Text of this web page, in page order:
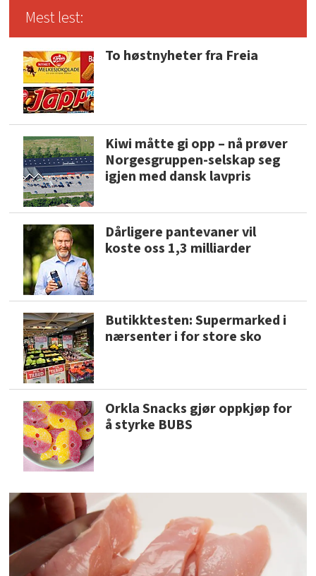
Mest lest:
To høstnyheter fra Freia
Kiwi måtte gi opp – nå prøver
Norgesgruppen-selskap seg
igjen med dansk lavpris
Dårligere pantevaner vil
koste oss 1,3 milliarder
Butikktesten: Supermarked i
nærsenter i for store sko
Orkla Snacks gjør oppkjøp for
å styrke BUBS